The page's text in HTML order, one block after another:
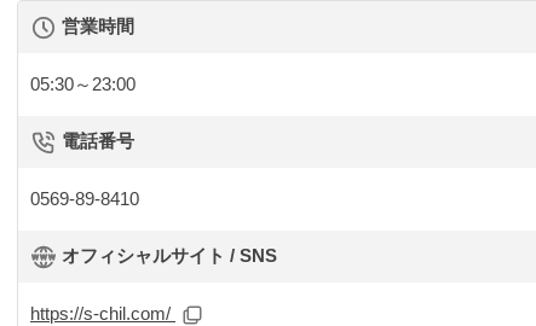
営業時間
05:30～23:00
電話番号
0569-89-8410
オフィシャルサイト / SNS
https://s-chil.com/